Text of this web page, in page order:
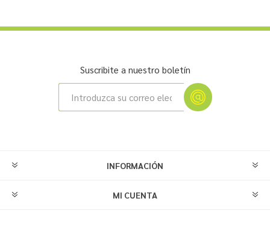
Suscribite a nuestro boletín
INFORMACIÓN
MI CUENTA